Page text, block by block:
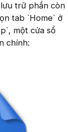
trữ phần còn
tab `Home` ở
một cửa sổ
chính: